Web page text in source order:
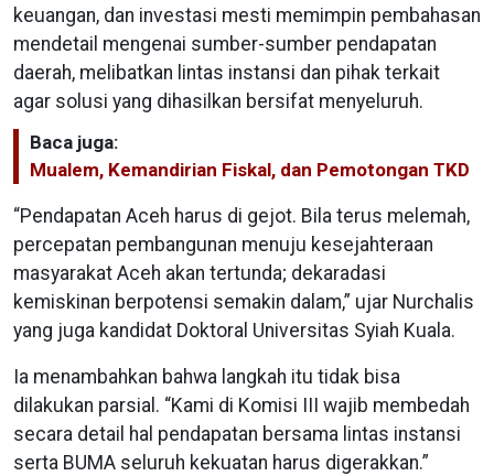
keuangan, dan investasi mesti memimpin pembahasan
mendetail mengenai sumber-sumber pendapatan
daerah, melibatkan lintas instansi dan pihak terkait
agar solusi yang dihasilkan bersifat menyeluruh.
Baca juga:
Mualem, Kemandirian Fiskal, dan Pemotongan TKD
“Pendapatan Aceh harus di gejot. Bila terus melemah,
percepatan pembangunan menuju kesejahteraan
masyarakat Aceh akan tertunda; dekaradasi
kemiskinan berpotensi semakin dalam,” ujar Nurchalis
yang juga kandidat Doktoral Universitas Syiah Kuala.
Ia menambahkan bahwa langkah itu tidak bisa
dilakukan parsial. “Kami di Komisi III wajib membedah
secara detail hal pendapatan bersama lintas instansi
serta BUMA seluruh kekuatan harus digerakkan.”